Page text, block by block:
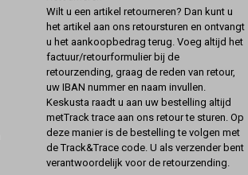
Wilt u een artikel retourneren? Dan kunt u
het artikel aan ons retoursturen en ontvangt
u het aankoopbedrag terug. Voeg altijd het
factuur/retourformulier bij de
retourzending, graag de reden van retour,
uw IBAN nummer en naam invullen.
Keskusta raadt u aan uw bestelling altijd
metTrack trace aan ons retour te sturen. Op
deze manier is de bestelling te volgen met
de Track&Trace code. U als verzender bent
verantwoordelijk voor de retourzending.